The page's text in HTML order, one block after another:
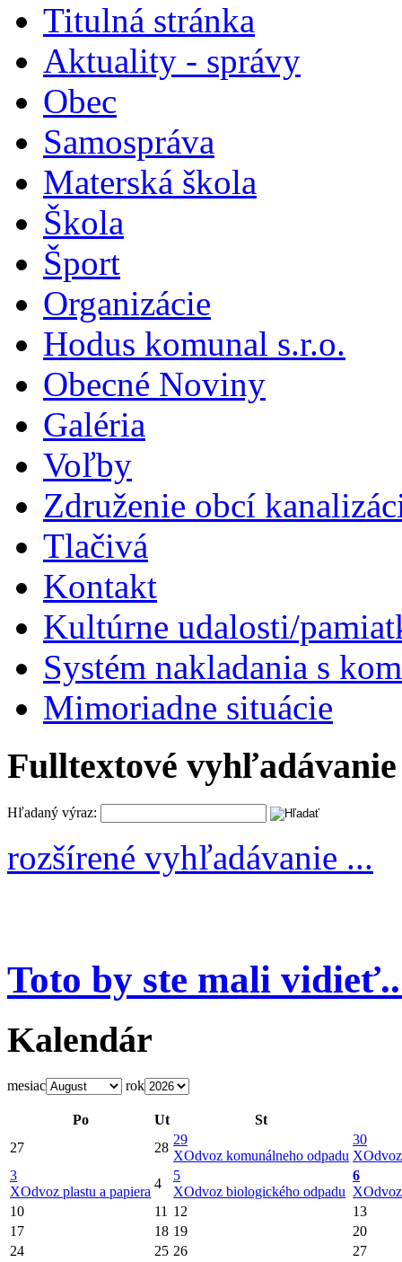
Titulná stránka
Aktuality - správy
Obec
Samospráva
Materská škola
Škola
Šport
Organizácie
Hodus komunal s.r.o.
Obecné Noviny
Galéria
Voľby
Združenie obcí
Tlačivá
Kontakt
Kultúrne udalosti/
Systém nakladania s
Mimoriadne situácie
Fulltextové vyhľadávanie
Hľadaný výraz:
rozšírené vyhľadávanie ...
Toto by ste mali
Kalendár
mesiac rok
Po Ut
St
27
28
29
XOdvoz komunálneho odpadu
30
X
3
XOdvoz plastu a papiera
4
5
XOdvoz biologického odpadu
6
X
10
11 12
13
17
18 19
20
24
25 26
27